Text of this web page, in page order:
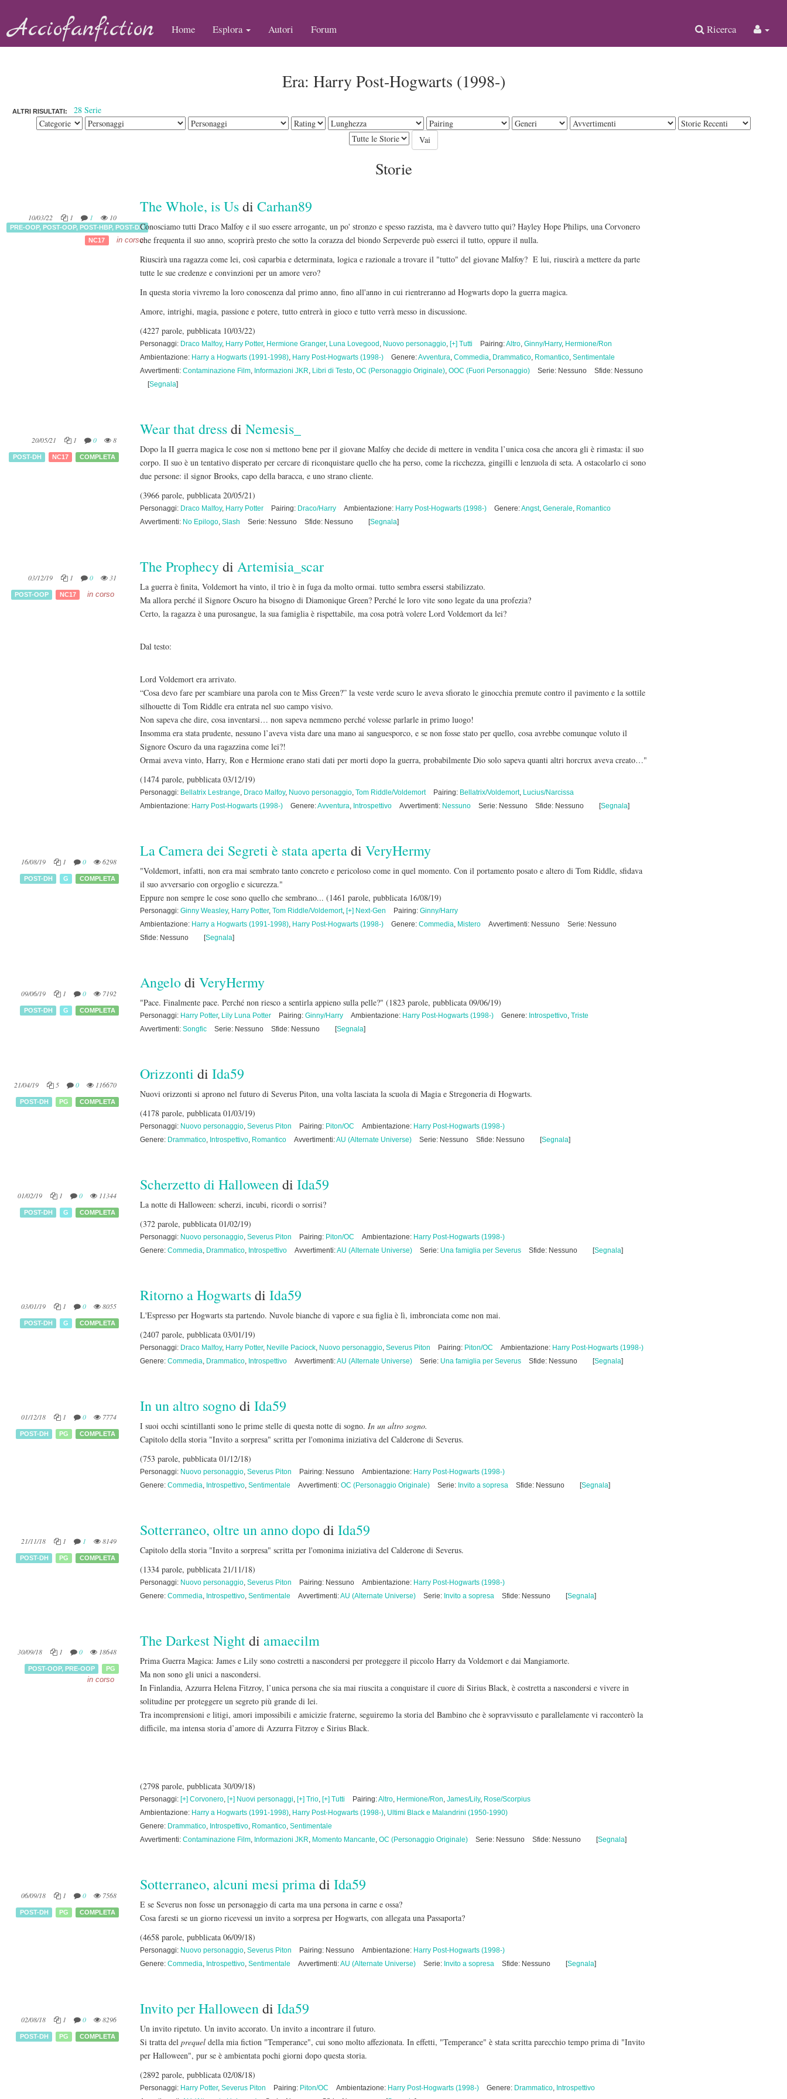
Acciofanfiction Home Esplora Autori Forum Ricerca
Era: Harry Post-Hogwarts (1998-)
ALTRI RISULTATI: 28 Serie
Storie
10/03/22 1 1 10
PRE-OOP,POST-OOP,POST-HBP,POST-DH
NC17
in corso
The Whole, is Usdi Carhan89
Conosciamo tutti Draco Malfoy e il suo essere arrogante, un po' stronzo e spesso razzista, ma è davvero tutto qui? Hayley Hope Philips, una Corvonero
che frequenta il suo anno, scoprirà presto che sotto la corazza del biondo Serpeverde può esserci il tutto, oppure il nulla.
Riuscirà una ragazza come lei, così caparbia e determinata, logica e razionale a trovare il "tutto" del giovane Malfoy? E lui, riuscirà a mettere da parte
tutte le sue credenze e convinzioni per un amore vero?
In questa storia vivremo la loro conoscenza dal primo anno, fino all'anno in cui rientreranno ad Hogwarts dopo la guerra magica.
Amore, intrighi, magia, passione e potere, tutto entrerà in gioco e tutto verrà messo in discussione.
(4227 parole, pubblicata 10/03/22)
Personaggi: Draco Malfoy, Harry Potter, Hermione Granger, Luna Lovegood , Nuovo personaggio, [+] Tutti Pairing:Altro, Ginny/Harry, Hermione/Ron
Ambientazione: Harry a Hogwarts (1991-1998), Harry Post-Hogwarts (1998-) Genere:Avventura, Commedia, Drammatico, Romantico, Sentimentale
Avvertimenti: Contaminazione Film, Informazioni JKR, Libri di Testo, OC (Personaggio Originale), OOC (Fuori Personaggio) Serie: Nessuno
Sfide: Nessuno
[Segnala]
20/05/21 1 0 8
POST-DH NC17 COMPLETA
Wear that dressdi Nemesis_
Dopo la II guerra magica le cose non si mettono bene per il giovane Malfoy che decide di mettere in vendita l’unica cosa che ancora gli è rimasta: il suo
corpo. Il suo è un tentativo disperato per cercare di riconquistare quello che ha perso, come la ricchezza, gingilli e lenzuola di seta. A ostacolarlo ci sono
due persone: il signor Brooks, capo della baracca, e uno strano cliente.
(3966 parole, pubblicata 20/05/21)
Personaggi: Draco Malfoy, Harry Potter Pairing: Draco/Harry Ambientazione: Harry Post-Hogwarts (1998-) Genere:Angst, Generale, Romantico
Avvertimenti: No Epilogo, Slash Serie: Nessuno Sfide: Nessuno [Segnala]
03/12/19 1 0 31
POST-OOP NC17 in corso
The Prophecydi Artemisia_scar
La guerra è finita, Voldemort ha vinto, il trio è in fuga da molto ormai. tutto sembra essersi stabilizzato.
Ma allora perché il Signore Oscuro ha bisogno di Diamonique Green? Perché le loro vite sono legate da una profezia?
Certo, la ragazza è una purosangue, la sua famiglia è rispettabile, ma cosa potrà volere Lord Voldemort da lei?
Dal testo:
Lord Voldemort era arrivato.
“Cosa devo fare per scambiare una parola con te Miss Green?” la veste verde scuro le aveva sfiorato le ginocchia premute contro il pavimento e la sottile
silhouette di Tom Riddle era entrata nel suo campo visivo.
Non sapeva che dire, cosa inventarsi… non sapeva nemmeno perché volesse parlarle in primo luogo!
Insomma era stata prudente, nessuno l’aveva vista dare una mano ai sanguesporco, e se non fosse stato per quello, cosa avrebbe comunque voluto il
Signore Oscuro da una ragazzina come lei?!
Ormai aveva vinto, Harry, Ron e Hermione erano stati dati per morti dopo la guerra, probabilmente Dio solo sapeva quanti altri horcrux aveva creato…"
(1474 parole, pubblicata 03/12/19)
Personaggi: Bellatrix Lestrange, Draco Malfoy, Nuovo personaggio, Tom Riddle/Voldemort Pairing: Bellatrix/Voldemort, Lucius/Narcissa
Ambientazione: Harry Post-Hogwarts (1998-) Genere:Avventura, Introspettivo Avvertimenti: Nessuno Serie: Nessuno Sfide: Nessuno [Segnala]
16/08/19 1 0 6298
POST-DH G COMPLETA
La Camera dei Segreti è stata apertadi VeryHermy
"Voldemort, infatti, non era mai sembrato tanto concreto e pericoloso come in quel momento. Con il portamento posato e altero di Tom Riddle, sfidava
il suo avversario con orgoglio e sicurezza."
Eppure non sempre le cose sono quello che sembrano... (1461 parole, pubblicata 16/08/19)
Personaggi: Ginny Weasley, Harry Potter, Tom Riddle/Voldemort, [+] Next-Gen Pairing: Ginny/Harry
Ambientazione: Harry a Hogwarts (1991-1998), Harry Post-Hogwarts (1998-) Genere: Commedia, Mistero Avvertimenti: Nessuno
Serie: Nessuno
Sfide: Nessuno
[Segnala]
09/06/19 1 0 7192
POST-DH G COMPLETA
Angelodi VeryHermy
"Pace. Finalmente pace. Perché non riesco a sentirla appieno sulla pelle?" (1823 parole, pubblicata 09/06/19)
Personaggi: Harry Potter, Lily Luna Potter Pairing: Ginny/Harry Ambientazione: Harry Post-Hogwarts (1998-) Genere: Introspettivo, Triste
Avvertimenti: Songfic Serie: Nessuno Sfide: Nessuno [Segnala]
21/04/19 5 0 116670
POST-DH PG COMPLETA
Orizzonti di Ida59
Nuovi orizzonti si aprono nel futuro di Severus Piton, una volta lasciata la scuola di Magia e Stregoneria di Hogwarts.
(4178 parole, pubblicata 01/03/19)
Personaggi: Nuovo personaggio, Severus Piton Pairing: Piton/OC Ambientazione: Harry Post-Hogwarts (1998-)
Genere: Drammatico, Introspettivo, Romantico Avvertimenti:AU (Alternate Universe) Serie: Nessuno Sfide: Nessuno [Segnala]
01/02/19 1 0 11344
POST-DH G COMPLETA
Scherzetto di Halloweendi Ida59
La notte di Halloween: scherzi, incubi, ricordi o sorrisi?
(372 parole, pubblicata 01/02/19)
Personaggi: Nuovo personaggio, Severus Piton Pairing: Piton/OC Ambientazione: Harry Post-Hogwarts (1998-)
Genere: Commedia, Drammatico, Introspettivo Avvertimenti:AU (Alternate Universe) Serie: Una famiglia per Severus Sfide: Nessuno [Segnala]
03/01/19 1 0 8055
POST-DH G COMPLETA
Ritorno a Hogwartsdi Ida59
L'Espresso per Hogwarts sta partendo. Nuvole bianche di vapore e sua figlia è lì, imbronciata come non mai.
(2407 parole, pubblicata 03/01/19)
Personaggi: Draco Malfoy, Harry Potter, Neville Paciock, Nuovo personaggio, Severus Piton Pairing: Piton/OC Ambientazione: Harry Post-Hogwarts (1998-)
Genere: Commedia, Drammatico, Introspettivo Avvertimenti:AU (Alternate Universe) Serie: Una famiglia per Severus Sfide: Nessuno [Segnala]
01/12/18 1 0 7774
POST-DH PG COMPLETA
In un altro sognodi Ida59
I suoi occhi scintillanti sono le prime stelle di questa notte di sogno. In un altro sogno.
Capitolo della storia "Invito a sorpresa" scritta per l'omonima iniziativa del Calderone di Severus.
(753 parole, pubblicata 01/12/18)
Personaggi: Nuovo personaggio, Severus Piton Pairing: Nessuno Ambientazione: Harry Post-Hogwarts (1998-)
Genere: Commedia, Introspettivo, Sentimentale Avvertimenti: OC (Personaggio Originale) Serie: Invito a sopresa Sfide: Nessuno [Segnala]
21/11/18 1 1 8149
POST-DH PG COMPLETA
Sotterraneo, oltre un anno dopodi Ida59
Capitolo della storia "Invito a sorpresa" scritta per l'omonima iniziativa del Calderone di Severus.
(1334 parole, pubblicata 21/11/18)
Personaggi: Nuovo personaggio, Severus Piton Pairing: Nessuno Ambientazione: Harry Post-Hogwarts (1998-)
Genere: Commedia, Introspettivo, Sentimentale Avvertimenti:AU (Alternate Universe) Serie: Invito a sopresa Sfide: Nessuno [Segnala]
30/09/18 1 0 18648
POST-OOP,PRE-OOP PG
in corso
The Darkest Nightdi amaecilm
Prima Guerra Magica: James e Lily sono costretti a nascondersi per proteggere il piccolo Harry da Voldemort e dai Mangiamorte.
Ma non sono gli unici a nascondersi.
In Finlandia, Azzurra Helena Fitzroy, l’unica persona che sia mai riuscita a conquistare il cuore di Sirius Black, è costretta a nascondersi e vivere in
solitudine per proteggere un segreto più grande di lei.
Tra incomprensioni e litigi, amori impossibili e amicizie fraterne, seguiremo la storia del Bambino che è sopravvissuto e parallelamente vi racconterò la
difficile, ma intensa storia d’amore di Azzurra Fitzroy e Sirius Black.
(2798 parole, pubblicata 30/09/18)
Personaggi: [+] Corvonero, [+] Nuovi personaggi, [+] Trio, [+] Tutti Pairing:Altro, Hermione/Ron, James/Lily, Rose/Scorpius
Ambientazione: Harry a Hogwarts (1991-1998), Harry Post-Hogwarts (1998-), Ultimi Black e Malandrini (1950-1990)
Genere: Drammatico, Introspettivo, Romantico, Sentimentale
Avvertimenti: Contaminazione Film, Informazioni JKR, Momento Mancante, OC (Personaggio Originale) Serie: Nessuno Sfide: Nessuno [Segnala]
06/09/18 1 0 7568
POST-DH PG COMPLETA
Sotterraneo, alcuni mesi primadi Ida59
E se Severus non fosse un personaggio di carta ma una persona in carne e ossa?
Cosa faresti se un giorno ricevessi un invito a sorpresa per Hogwarts, con allegata una Passaporta?
(4658 parole, pubblicata 06/09/18)
Personaggi: Nuovo personaggio, Severus Piton Pairing: Nessuno Ambientazione: Harry Post-Hogwarts (1998-)
Genere: Commedia, Introspettivo, Sentimentale Avvertimenti:AU (Alternate Universe) Serie: Invito a sopresa Sfide: Nessuno [Segnala]
02/08/18 1 0 8296
POST-DH PG COMPLETA
Invito per Halloweendi Ida59
Un invito ripetuto. Un invito accorato. Un invito a incontrare il futuro.
Si tratta del prequel della mia fiction "Temperance", cui sono molto affezionata. In effetti, "Temperance" è stata scritta parecchio tempo prima di "Invito
per Halloween", pur se è ambientata pochi giorni dopo questa storia.
(2892 parole, pubblicata 02/08/18)
Personaggi: Harry Potter, Severus Piton Pairing: Piton/OC Ambientazione: Harry Post-Hogwarts (1998-) Genere: Drammatico, Introspettivo